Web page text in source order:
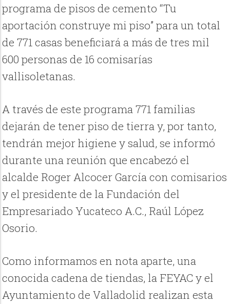
programa de pisos de cemento “Tu
aportación construye mi piso” para un total
de 771 casas beneficiará a más de tres mil
600 personas de 16 comisarías
vallisoletanas.
A través de este programa 771 familias
dejarán de tener piso de tierra y, por tanto,
tendrán mejor higiene y salud, se informó
durante una reunión que encabezó el
alcalde Roger Alcocer García con comisarios
y el presidente de la Fundación del
Empresariado Yucateco A.C., Raúl López
Osorio.
Como informamos en nota aparte, una
conocida cadena de tiendas, la FEYAC y el
Ayuntamiento de Valladolid realizan esta